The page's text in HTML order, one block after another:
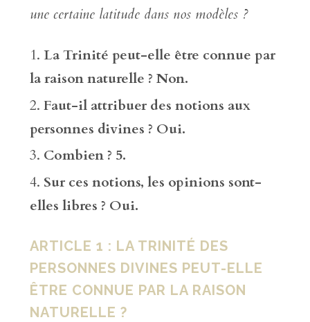
une certaine latitude dans nos modèles ?
La Trinité peut-elle être connue par
la raison naturelle ? Non.
Faut-il attribuer des notions aux
personnes divines ? Oui.
Combien ? 5.
Sur ces notions, les opinions sont-
elles libres ? Oui.
ARTICLE 1 : LA TRINITÉ DES
PERSONNES DIVINES PEUT-ELLE
ÊTRE CONNUE PAR LA RAISON
NATURELLE ?